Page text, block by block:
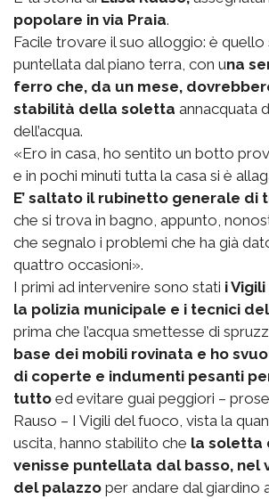
popolare in via Praia.
Facile trovare il suo alloggio: è
puntellata dal piano terra, con una
ferro che, da un mese,
stabilità della soletta annacquata
dell’acqua.
«Ero in casa, ho sentito un botto
e in pochi minuti tutta la casa si è
E’ saltato il rubinetto generale di
che si trova in bagno, appunto,
che segnalo i problemi che ha già
quattro occasioni».
I primi ad intervenire sono stati i
la polizia municipale e i tecnici
prima che l’acqua smettesse di
base dei mobili rovinata e ho
di coperte e indumenti pesanti
tutto ed evitare guai peggiori –
Rauso – I Vigili del fuoco, vista la
uscita, hanno stabilito che la soletta
venisse puntellata dal basso, nel
del palazzo per andare dal giardino